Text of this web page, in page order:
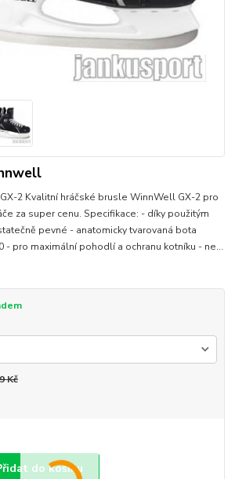
2 Kvalitní hráčské brusle WinnWell GX-2 pro
za super cenu. Specifikace: - díky použitým
pevné - anatomicky tvarovaná bota
- pro maximální pohodlí a ochranu kotníku - ne...
Kč
do košíku